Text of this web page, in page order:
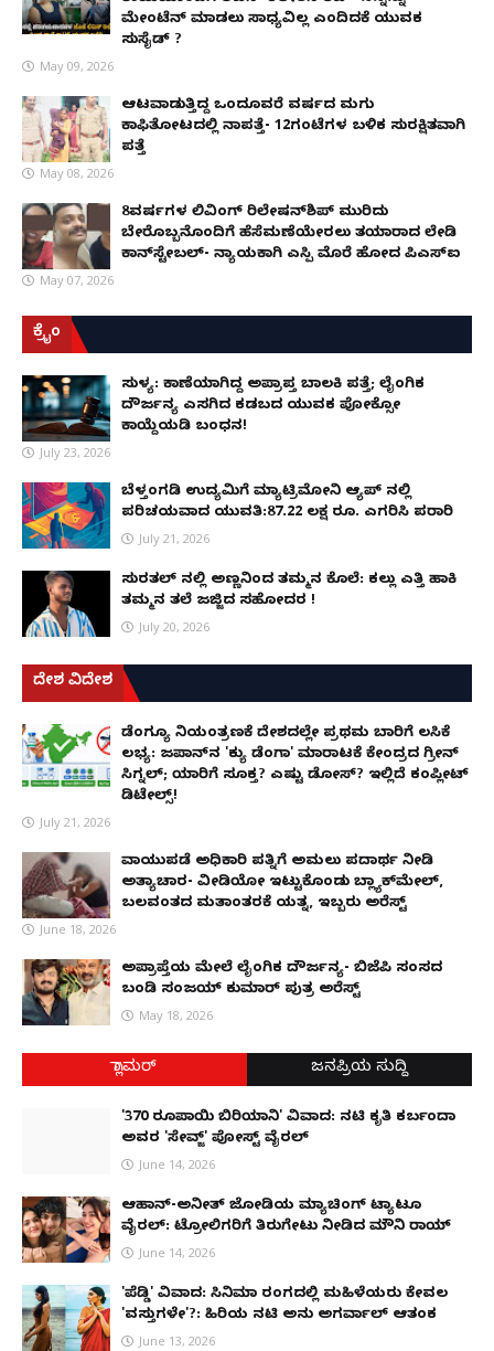
ಮೇಂಟೆನ್ ಮಾಡಲು ಸಾಧ್ಯವಿಲ್ಲ ಎಂದಿದಕ್ಕೆ ಯುವಕ
ಸುಸೈಡ್ ?
May 09, 2026
ಆಟವಾಡುತ್ತಿದ್ದ ಒಂದೂವರೆ ವರ್ಷದ ಮಗು
ಕಾಫಿತೋಟದಲ್ಲಿ ನಾಪತ್ತೆ- 12ಗಂಟೆಗಳ ಬಳಿಕ ಸುರಕ್ಷಿತವಾಗಿ
ಪತ್ತೆ
May 08, 2026
8ವರ್ಷಗಳ ಲಿವಿಂಗ್‌ ರಿಲೇಷನ್‌ಶಿಪ್ ಮುರಿದು
ಬೇರೊಬ್ಬನೊಂದಿಗೆ ಹೆಸೆಮಣೆಯೇರಲು ತಯಾರಾದ ಲೇಡಿ
ಕಾನ್‌ಸ್ಟೇಬಲ್- ನ್ಯಾಯಕ್ಕಾಗಿ ಎಸ್ಪಿ ಮೊರೆ ಹೋದ ಪಿಎಸ್ಐ
May 07, 2026
ಕ್ರೈಂ
ಸುಳ್ಯ: ಕಾಣೆಯಾಗಿದ್ದ ಅಪ್ರಾಪ್ತ ಬಾಲಕಿ ಪತ್ತೆ; ಲೈಂಗಿಕ
ದೌರ್ಜನ್ಯ ಎಸಗಿದ ಕಡಬದ ಯುವಕ ಪೋಕ್ಸೋ
ಕಾಯ್ದೆಯಡಿ ಬಂಧನ!
July 23, 2026
ಬೆಳ್ತಂಗಡಿ ಉದ್ಯಮಿಗೆ ಮ್ಯಾಟ್ರಿಮೋನಿ ಆ್ಯಪ್ ನಲ್ಲಿ
ಪರಿಚಯವಾದ ಯುವತಿ:87.22 ಲಕ್ಷ ರೂ. ಎಗರಿಸಿ ಪರಾರಿ
July 21, 2026
ಸುರತ್ಕಲ್ ನಲ್ಲಿ ಅಣ್ಣನಿಂದ ತಮ್ಮನ ಕೊಲೆ: ಕಲ್ಲು ಎತ್ತಿ ಹಾಕಿ
ತಮ್ಮನ ತಲೆ ಜಜ್ಜಿದ ಸಹೋದರ !
July 20, 2026
ದೇಶ ವಿದೇಶ
ಡೆಂಗ್ಯೂ ನಿಯಂತ್ರಣಕ್ಕೆ ದೇಶದಲ್ಲೇ ಪ್ರಥಮ ಬಾರಿಗೆ ಲಸಿಕೆ
ಲಭ್ಯ: ಜಪಾನ್‌ನ 'ಕ್ಯು ಡೆಂಗಾ' ಮಾರಾಟಕ್ಕೆ ಕೇಂದ್ರದ ಗ್ರೀನ್
ಸಿಗ್ನಲ್; ಯಾರಿಗೆ ಸೂಕ್ತ? ಎಷ್ಟು ಡೋಸ್? ಇಲ್ಲಿದೆ ಕಂಪ್ಲೀಟ್
ಡಿಟೇಲ್ಸ್!
July 21, 2026
ವಾಯುಪಡೆ ಅಧಿಕಾರಿ ಪತ್ನಿಗೆ ಅಮಲು ಪದಾರ್ಥ ನೀಡಿ
ಅತ್ಯಾಚಾರ- ವೀಡಿಯೋ ಇಟ್ಟುಕೊಂಡು ಬ್ಲ್ಯಾಕ್‌ಮೇಲ್,
ಬಲವಂತದ ಮತಾಂತರಕ್ಕೆ ಯತ್ನ, ಇಬ್ಬರು ಅರೆಸ್ಟ್
June 18, 2026
ಅಪ್ರಾಪ್ತೆಯ ಮೇಲೆ ಲೈಂಗಿಕ ದೌರ್ಜನ್ಯ- ಬಿಜೆಪಿ ಸಂಸದ
ಬಂಡಿ ಸಂಜಯ್ ಕುಮಾರ್ ಪುತ್ರ ಅರೆಸ್ಟ್
May 18, 2026
ಗ್ಲಾಮರ್ ಜನಪ್ರಿಯ ಸುದ್ದಿ
'370 ರೂಪಾಯಿ ಬಿರಿಯಾನಿ' ವಿವಾದ: ನಟಿ ಕೃತಿ ಕರ್ಬಂದಾ
ಅವರ 'ಸೇವ್ಜ್' ಪೋಸ್ಟ್ ವೈರಲ್
June 14, 2026
ಆಹಾನ್-ಅನೀತ್ ಜೋಡಿಯ ಮ್ಯಾಚಿಂಗ್ ಟ್ಯಾಟೂ
ವೈರಲ್: ಟ್ರೋಲಿಗರಿಗೆ ತಿರುಗೇಟು ನೀಡಿದ ಮೌನಿ ರಾಯ್
June 14, 2026
'ಪೆಡ್ಡಿ' ವಿವಾದ: ಸಿನಿಮಾ ರಂಗದಲ್ಲಿ ಮಹಿಳೆಯರು ಕೇವಲ
'ವಸ್ತುಗಳೇ'?: ಹಿರಿಯ ನಟಿ ಅನು ಅಗರ್ವಾಲ್ ಆತಂಕ
June 13, 2026